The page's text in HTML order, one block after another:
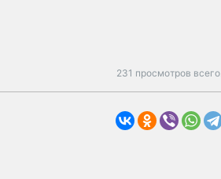
231 просмотров